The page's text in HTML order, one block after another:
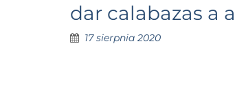
dar calabazas a
17 sierpnia 2020